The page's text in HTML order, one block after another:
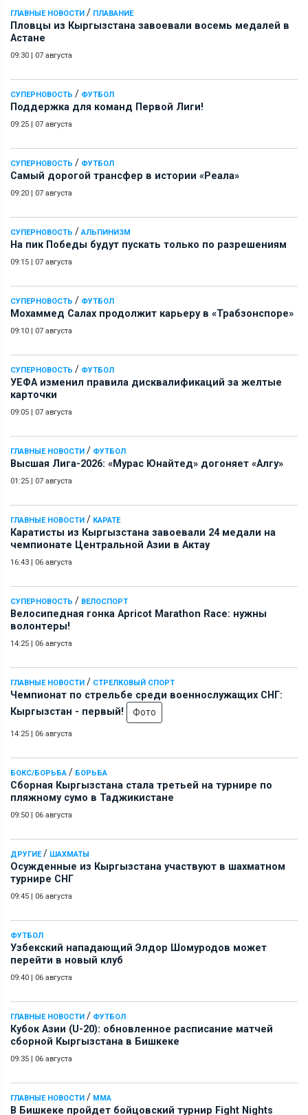
ГЛАВНЫЕ НОВОСТИ / ПЛАВАНИЕ
Пловцы из Кыргызстана завоевали восемь медалей в
Астане
09:30 | 07 августа
СУПЕРНОВОСТЬ / ФУТБОЛ
Поддержка для команд Первой Лиги!
09:25 | 07 августа
СУПЕРНОВОСТЬ / ФУТБОЛ
Самый дорогой трансфер в истории «Реала»
09:20 | 07 августа
СУПЕРНОВОСТЬ / АЛЬПИНИЗМ
На пик Победы будут пускать только по разрешениям
09:15 | 07 августа
СУПЕРНОВОСТЬ / ФУТБОЛ
Мохаммед Салах продолжит карьеру в «Трабзонспоре»
09:10 | 07 августа
СУПЕРНОВОСТЬ / ФУТБОЛ
УЕФА изменил правила дисквалификаций за желтые
карточки
09:05 | 07 августа
ГЛАВНЫЕ НОВОСТИ / ФУТБОЛ
Высшая Лига-2026: «Мурас Юнайтед» догоняет «Алгу»
01:25 | 07 августа
ГЛАВНЫЕ НОВОСТИ / КАРАТЕ
Каратисты из Кыргызстана завоевали 24 медали на
чемпионате Центральной Азии в Актау
16:43 | 06 августа
СУПЕРНОВОСТЬ / ВЕЛОСПОРТ
Велосипедная гонка Apricot Marathon Race: нужны
волонтеры!
14:25 | 06 августа
ГЛАВНЫЕ НОВОСТИ / СТРЕЛКОВЫЙ СПОРТ
Чемпионат по стрельбе среди военнослужащих СНГ:
Кыргызстан - первый!
Фото
14:25 | 06 августа
БОКС/БОРЬБА / БОРЬБА
Сборная Кыргызстана стала третьей на турнире по
пляжному сумо в Таджикистане
09:50 | 06 августа
ДРУГИЕ/ ШАХМАТЫ
Осужденные из Кыргызстана участвуют в шахматном
турнире СНГ
09:45 | 06 августа
ФУТБОЛ
Узбекский нападающий Элдор Шомуродов может
перейти в новый клуб
09:40 | 06 августа
ГЛАВНЫЕ НОВОСТИ / ФУТБОЛ
Кубок Азии (U-20): обновленное расписание матчей
сборной Кыргызстана в Бишкеке
09:35 | 06 августа
ГЛАВНЫЕ НОВОСТИ / ММА
В Бишкеке пройдет бойцовский турнир Fight Nights